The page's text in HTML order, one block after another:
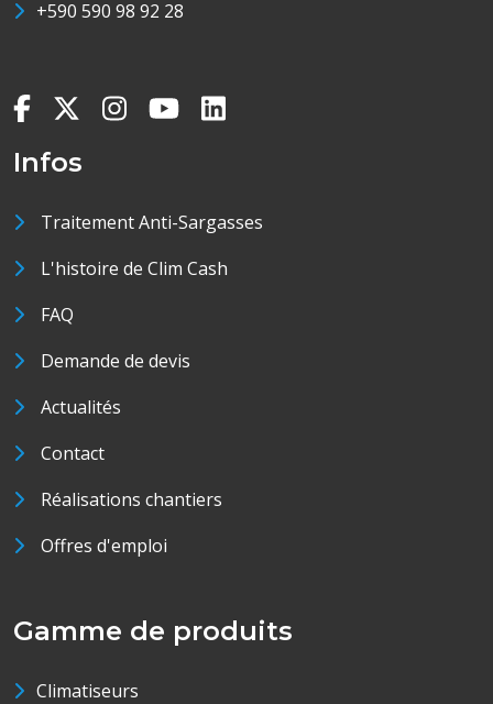
+590 590 98 92 28
Infos
Traitement Anti-Sargasses
L'histoire de Clim Cash
FAQ
Demande de devis
Actualités
Contact
Réalisations chantiers
Offres d'emploi
Gamme de produits
Climatiseurs